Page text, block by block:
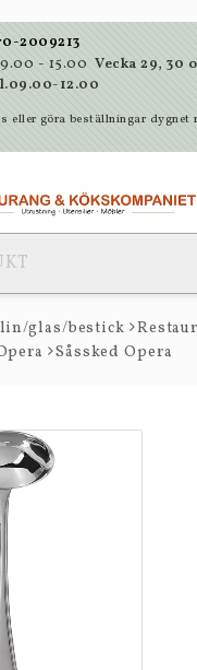
2009213
- 15.00 Vecka 29, 30
12.00
eller göra beställningar dygnet
glas/bestick
Såssked Opera